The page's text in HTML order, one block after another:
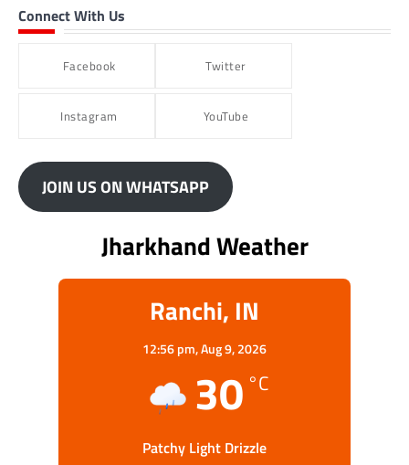
Connect With Us
Facebook Twitter
Instagram YouTube
JOIN US ON WHATSAPP
Jharkhand Weather
Ranchi, IN
12:56 pm,Aug 9, 2026
30 °C
Patchy Light Drizzle